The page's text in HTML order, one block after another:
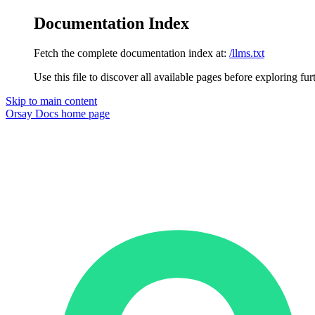
Documentation Index
Fetch the complete documentation index at: /llms.txt
Use this file to discover all available pages before exploring
Skip to main content
Orsay Docs home page